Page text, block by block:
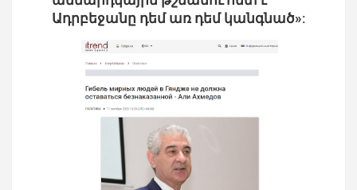
Ադրբեջանը դեմ առ դեմ կանգնած»: